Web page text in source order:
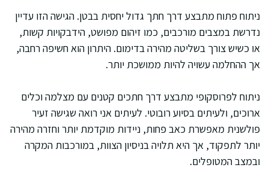
ניתוח פתוח מתבצע דרך חתך גדול יחסית בבטן. הגישה הזו עדיין
נדרשת במצבים מורכבים, כמו זיהום מפושט, הידבקויות קשות,
או כשיש צורך בשליטה מהירה בדימום. היתרון הוא חשיפה רחבה,
אך ההחלמה עשויה להיות ממושכת יותר.
ניתוח לפרוסקופי מתבצע דרך חתכים קטנים עם מצלמה וכלים
ארוכים, ולעיתים בסיוע רובוטי. לעיתים אני רואה שגישה זעיר
פולשנית מאפשרת כאב פחות, ניידות מוקדמת יותר וחזרה מהירה
יותר לתפקוד, אך היא תלויה בניסיון הצוות, במורכבות המקרה
ובמצב המטופלים.